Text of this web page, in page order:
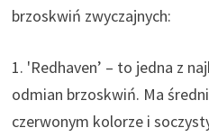
brzoskwiń zwyczajnych:
1. 'Redhaven’ – to jedna z
odmian brzoskwiń. Ma
czerwonym kolorze i